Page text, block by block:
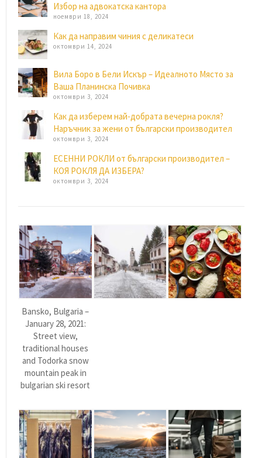
Избор на адвокатска кантора
ноември 18, 2024
Как да направим чиния с деликатеси
октомври 14, 2024
Вила Боро в Бели Искър – Идеалното Място за
Ваша Планинска Почивка
октомври 3, 2024
Как да изберем най-добрата вечерна рокля?
Наръчник за жени от български производител
октомври 3, 2024
ЕСЕННИ РОКЛИ от български производител –
КОЯ РОКЛЯ ДА ИЗБЕРА?
октомври 3, 2024
Bansko, Bulgaria –
January 28, 2021:
Street view,
traditional houses
and Todorka snow
mountain peak in
bulgarian ski resort